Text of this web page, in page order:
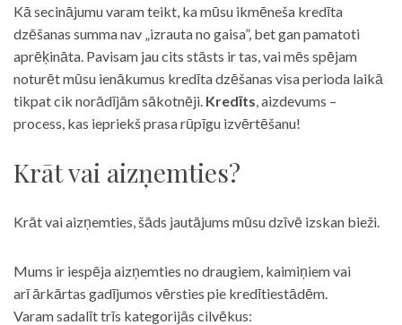
Kā secinājumu varam teikt, ka mūsu ikmēneša kredīta
dzēšanas summa nav „izrauta no gaisa”, bet gan pamatoti
aprēķināta. Pavisam jau cits stāsts ir tas, vai mēs spējam
noturēt mūsu ienākumus kredīta dzēšanas visa perioda laikā
tikpat cik norādījām sākotnēji. Kredīts, aizdevums –
process, kas iepriekš prasa rūpīgu izvērtēšanu!
Krāt vai aizņemties?
Krāt vai aizņemties, šāds jautājums mūsu dzīvē izskan bieži.
Mums ir iespēja aizņemties no draugiem, kaimiņiem vai
arī ārkārtas gadījumos vērsties pie kredītiestādēm.
Varam sadalīt trīs kategorijās cilvēkus: